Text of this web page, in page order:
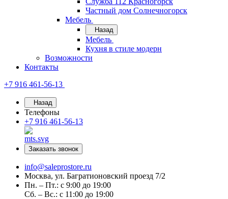
Частный дом Солнечногорск
Мебель
Назад
Мебель
Кухня в стиле модерн
Возможности
Контакты
+7 916 461-56-13
Назад
Телефоны
+7 916 461-56-13
Заказать звонок
info@saleprostore.ru
Москва, ул. Багратионовский проезд 7/2
Пн. – Пт.: с 9:00 до 19:00
Сб. – Вс.: с 11:00 до 19:00